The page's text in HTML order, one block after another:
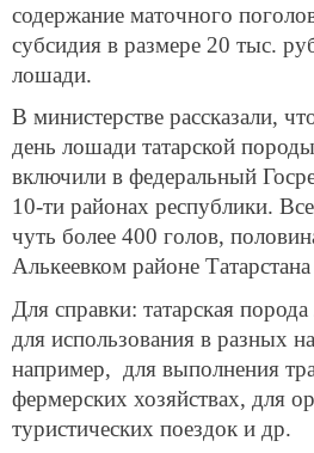
содержание маточного
субсидия в размере 20 тыс.
лошади.
В министерстве рассказали,
день лошади татарской
включили в федеральный
10-ти районах республики.
чуть более 400 голов,
Алькеевком районе
Для справки: татарская
для использования в разных
например, для выполнения
фермерских хозяйствах, для
туристических поездок и др.